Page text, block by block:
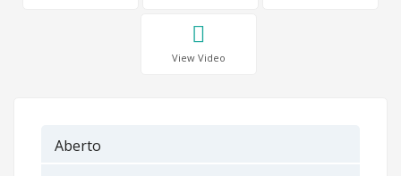
View Video
Aberto